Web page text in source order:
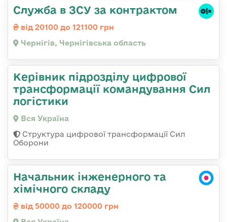
Служба в ЗСУ за контрактом
від 20100 до 121100 грн
Чернігів, Чернігівська область
Керівник підрозділу цифрової
трансформації командування Сил
логістики
Вся Україна
Структура цифрової трансформації Сил
Оборони
Начальник інженерного та
хімічного складу
від 50000 до 120000 грн